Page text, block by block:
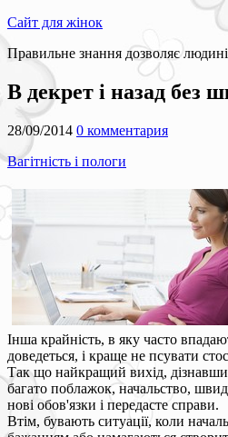
Сайт для жінок
Правильне знання дозволяє
В декрет і назад без
28/09/2014 0 комментария
Вагітність і пологи
Інша крайність, в яку часто
доведеться, і краще не псувати
Так що найкращий вихід,
багато поблажок, начальство,
нові обов'язки і передасте справи.
Втім, бувають ситуації, коли